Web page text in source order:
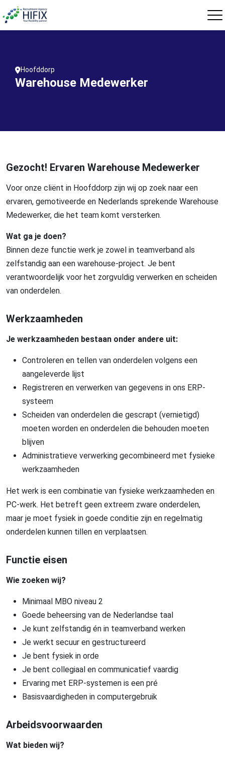
Hoofddorp
Warehouse Medewerker
Gezocht! Ervaren Warehouse Medewerker
Voor onze cliënt in Hoofddorp zijn wij op zoek naar een
ervaren, gemotiveerde en Nederlands sprekende Warehouse
Medewerker, die het team komt versterken.
Wat ga je doen?
Binnen deze functie werk je zowel in teamverband als
zelfstandig aan een warehouse-project. Je bent
verantwoordelijk voor het zorgvuldig verwerken en scheiden
van onderdelen.
Werkzaamheden
Je werkzaamheden bestaan onder andere uit:
Controleren en tellen van onderdelen volgens een
aangeleverde lijst
Registreren en verwerken van gegevens in ons ERP-
systeem
Scheiden van onderdelen die gescrapt (vernietigd)
moeten worden en onderdelen die behouden moeten
blijven
Administratieve verwerking gecombineerd met fysieke
werkzaamheden
Het werk is een combinatie van fysieke werkzaamheden en
PC-werk. Het betreft geen extreem zware onderdelen,
maar je moet fysiek in goede conditie zijn en regelmatig
onderdelen kunnen tillen en verplaatsen.
Functie eisen
Wie zoeken wij?
Minimaal MBO niveau 2
Goede beheersing van de Nederlandse taal
Je kunt zelfstandig én in teamverband werken
Je werkt secuur en gestructureerd
Je bent fysiek in orde
Je bent collegiaal en communicatief vaardig
Ervaring met ERP-systemen is een pré
Basisvaardigheden in computergebruik
Arbeidsvoorwaarden
Wat bieden wij?